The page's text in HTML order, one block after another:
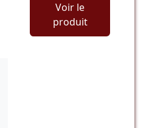
Voir le
produit